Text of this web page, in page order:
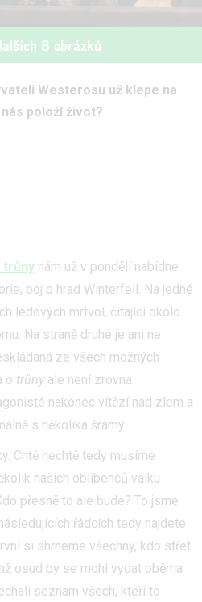
8 obrázků
Westerosu už klepe na
položí život?
trůny nám už v pondělí nabídne
boj o hrad Winterfell. Na jedné
ledových mrtvol, čítající okolo
Na straně druhé je ani ne
ze všech možných
o trůny ale není zrovna
nakonec vítězí nad zlem a
s několika šrámy.
Chtě nechtě tedy musíme
našich oblíbenců válku
přesně to ale bude? To jsme
řádcích tedy najdete
si shrneme všechny, kdo střet
osud by se mohl vydat oběma
seznam všech, kteří to